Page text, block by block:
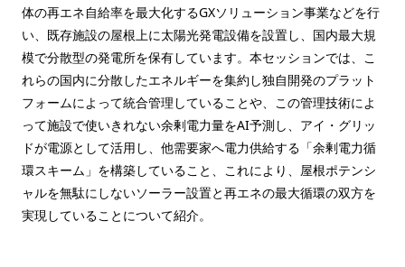
体の再エネ自給率を最大化するGXソリューション事業などを行
い、既存施設の屋根上に太陽光発電設備を設置し、国内最大規
模で分散型の発電所を保有しています。本セッションでは、こ
れらの国内に分散したエネルギーを集約し独自開発のプラット
フォームによって統合管理していることや、この管理技術によ
って施設で使いきれない余剰電力量をAI予測し、アイ・グリッ
ドが電源として活用し、他需要家へ電力供給する「余剰電力循
環スキーム」を構築していること、これにより、屋根ポテンシ
ャルを無駄にしないソーラー設置と再エネの最大循環の双方を
実現していることについて紹介。